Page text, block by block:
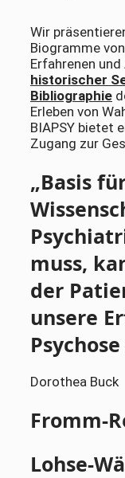
Wir
Biogramme
Erfahrenen
historischer
Bibliographie
Erleben von
BIAPSY bietet
Zugang zur
„Basis
muss,
der
unsere
Dorothea Buck
Fromm-
Lohse-